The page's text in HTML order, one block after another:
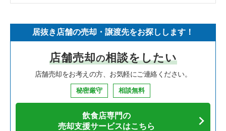
寿司の居抜き売却物件の案件一覧
焼肉の居抜き売却物件の案件一覧
鉄板焼き・お好み焼の居抜き売却物件の案件一覧
カフェの居抜き売却物件の案件一覧
神奈川県の飲食店の居抜き売却物件の案件一覧
大阪府の飲食店の居抜き売却物件の案件一覧
兵庫県の飲食店の居抜き売却物件の案件一覧
愛知県の飲食店の居抜き売却物件の案件一覧
新宿区の飲食店の居抜き売却物件の案件一覧
葛飾区の飲食店の居抜き売却物件の案件一覧
中央区の飲食店の居抜き売却物件の案件一覧
千代田区の飲食店の居抜き売却物件の案件一覧
東京23区のイタリア料理の居抜き売却物件の案件一覧
東京23区の中華の居抜き売却物件の案件一覧
東京23区のそば・うどんの居抜き売却物件の案件一覧
東京23区の焼肉の居抜き売却物件の案件一覧
恵比寿駅のフランス料理の居抜き売却物件の案件一覧
恵比寿駅のイタリア料理の居抜き売却物件の案件一覧
恵比寿駅の中華の居抜き売却物件の案件一覧
恵比寿駅の焼肉の居抜き売却物件の案件一覧
居抜き店舗の売却・譲渡先をお探しします！
店舗売却の相談をしたい
店舗売却をお考えの方、お気軽にご連絡ください。
秘密厳守 相談無料
飲食店専門の
売却支援サービスはこちら